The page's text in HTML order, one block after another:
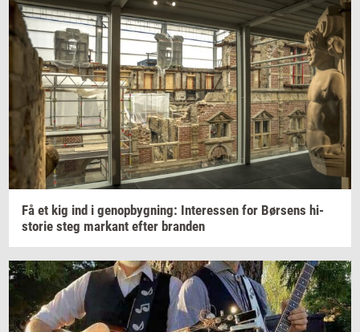
Få et kig ind i genop­byg­ning: In­ter­es­sen for Bør­sens hi­
sto­rie steg mar­kant efter bran­den